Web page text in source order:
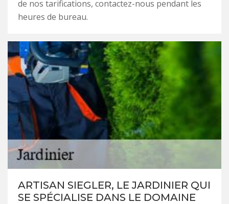
de nos tarifications, contactez-nous pendant les
heures de bureau.
ARTISAN SIEGLER, LE JARDINIER QUI
SE SPÉCIALISE DANS LE DOMAINE